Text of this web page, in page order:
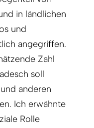
in ländlichen
und
angegriffen.
Zahl
soll
anderen
Ich erwähnte
Rolle